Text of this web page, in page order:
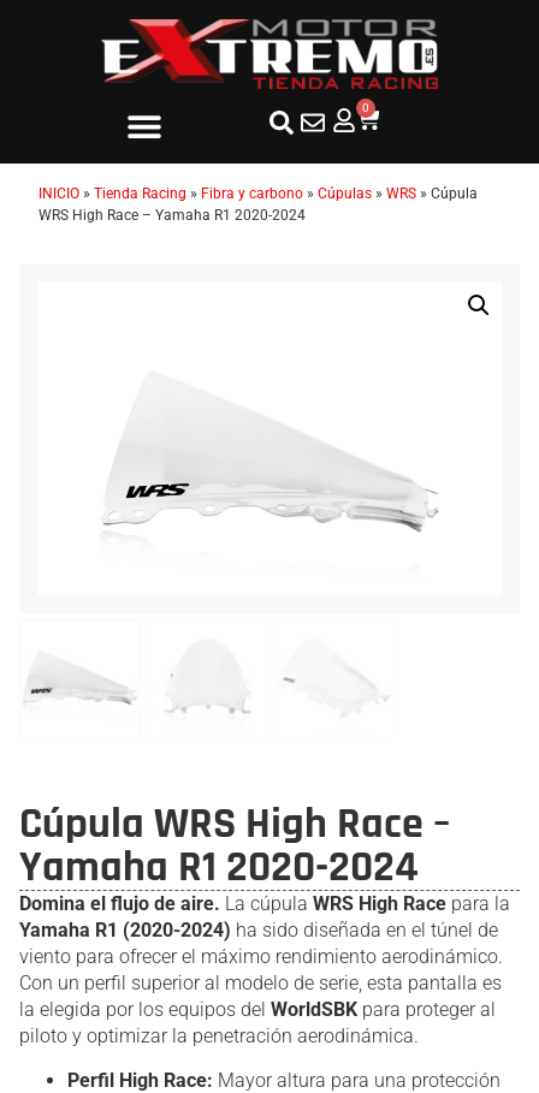
0
INICIO » Tienda Racing » Fibra y carbono » Cúpulas » WRS » Cúpula
WRS High Race – Yamaha R1 2020-2024
Cúpula WRS High Race –
Yamaha R1 2020-2024
Domina el flujo de aire. La cúpula WRS High Race para la
Yamaha R1 (2020-2024) ha sido diseñada en el túnel de
viento para ofrecer el máximo rendimiento aerodinámico.
Con un perfil superior al modelo de serie, esta pantalla es
la elegida por los equipos del WorldSBK para proteger al
piloto y optimizar la penetración aerodinámica.
Perfil High Race: Mayor altura para una protección